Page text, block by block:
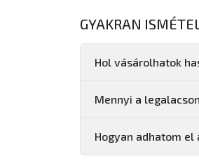
GYAKRAN
Hol vásárolhatok
Mennyi a
Hogyan adhatom el